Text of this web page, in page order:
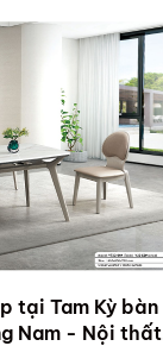
tại Tam Kỳ bàn
Nam - Nội thất